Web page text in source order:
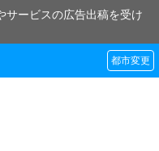
サービスの広告出稿を受け
都市変更